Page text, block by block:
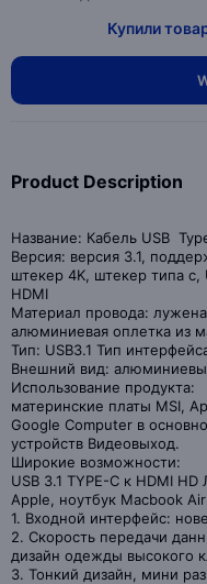
Купили
Product Description
Название: Кабель USB
Версия: версия 3.1,
штекер 4K, штекер типа c,
HDMI
Материал провода:
алюминиевая оплетка из
Тип: USB3.1 Тип
Внешний вид:
Использование продукта:
материнские платы MSI,
Google Computer в
устройств Видеовыход.
Широкие возможности:
USB 3.1 TYPE-C к HDMI HD
Apple, ноутбук Macbook
1. Входной интерфейс:
2. Скорость передачи
дизайн одежды высокого
3. Тонкий дизайн, мини